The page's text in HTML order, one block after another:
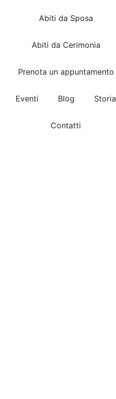
Abiti da Sposa
Abiti da Cerimonia
Prenota un appuntamento
Eventi Blog Storia
Contatti